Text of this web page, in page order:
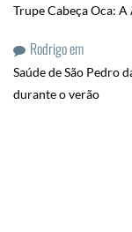
Trupe Cabeça Oca:
Rodrigoem
Saúde de São Pedro
durante o verão